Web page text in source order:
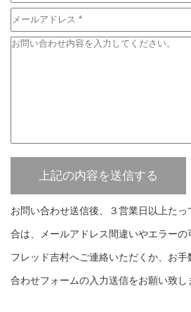
お問い合わせ送信後、３営業日以上た
合は、メールアドレス間違いやエラー
フレッド吉村へご連絡いただくか、お
合わせフォームの入力送信をお願い致し